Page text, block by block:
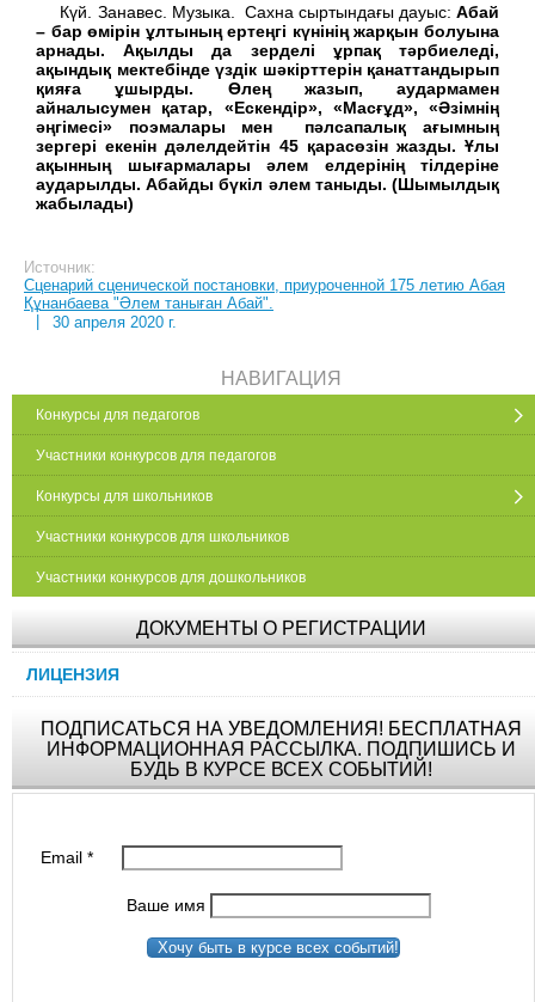
Күй. Занавес. Музыка. Сахна сыртындағы дауыс: Абай
– бар өмірін ұлтының ертеңгі күнінің жарқын болуына
арнады. Ақылды да зерделі ұрпақ тәрбиеледі,
ақындық мектебінде үздік шәкірттерін қанаттандырып
қияға ұшырды. Өлең жазып, аудармамен
айналысумен қатар, «Ескендір», «Масғұд», «Әзімнің
әңгімесі» поэмалары мен пәлсапалық ағымның
зергері екенін дәлелдейтін 45 қарасөзін жазды. Ұлы
ақынның шығармалары әлем елдерінің тілдеріне
аударылды. Абайды бүкіл әлем таныды. (Шымылдық
жабылады)
Источник:
Сценарий сценической постановки, приуроченной 175 летию Абая
Құнанбаева "Әлем таныған Абай".
30 апреля 2020 г.
НАВИГАЦИЯ
Конкурсы для педагогов
Участники конкурсов для педагогов
Конкурсы для школьников
Участники конкурсов для школьников
Участники конкурсов для дошкольников
ДОКУМЕНТЫ О РЕГИСТРАЦИИ
ЛИЦЕНЗИЯ
ПОДПИСАТЬСЯ НА УВЕДОМЛЕНИЯ! БЕСПЛАТНАЯ
ИНФОРМАЦИОННАЯ РАССЫЛКА. ПОДПИШИСЬ И
БУДЬ В КУРСЕ ВСЕХ СОБЫТИЙ!
Email*
Ваше имя
Хочу быть в курсе всех событий!